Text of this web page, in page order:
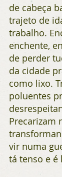
de cabeça
trajeto de
trabalho.
enchente,
de perder
da cidade
como lixo.
poluentes
Precarizam
vir numa
tá tenso e é